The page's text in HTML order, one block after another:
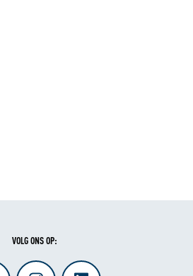
VOLG ONS OP: